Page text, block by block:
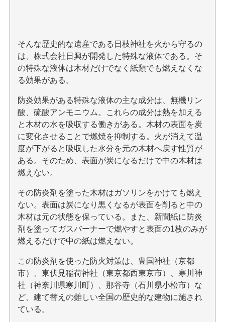
そんな歴史的な遺産である日枝神社を火から守るの
は、株式会社日興が開発した特殊な液体である。そ
の特殊な液体は木材だけでなく紙類でも燃えなくな
る効果がある。
防炎効果がある特殊な液体の主な成分は、無機リン
酸、硫酸アンモニウム。これらの成分は熱を加える
と木材の水を吸収する働きがある。木材の表面を炭
に変化させることで燃焼を抑制する。火が消えて温
度が下がると吸収した水分を元の木材へ戻す性質が
ある。そのため、表面が炭になるだけで中の木材は
燃えない。
その防炎剤を塗った木材はガソリンをかけても燃え
ない。表面は炭になり黒くなるが表面を削ると中の
木材は元の状態を保っている。また、新聞紙に防炎
剤を塗ってガスバーナーで燃やすと表面の1枚のみが
燃えるだけで中の紙は燃えない。
この防炎剤を使った防火対策は、豊国神社（京都
市）、東伏見稲荷神社（東京都西東京市）、寒川神
社（神奈川県寒川町）、那谷寺（石川県小松市）な
ど、建て替えの難しい全国の歴史的な建物に施され
ている。